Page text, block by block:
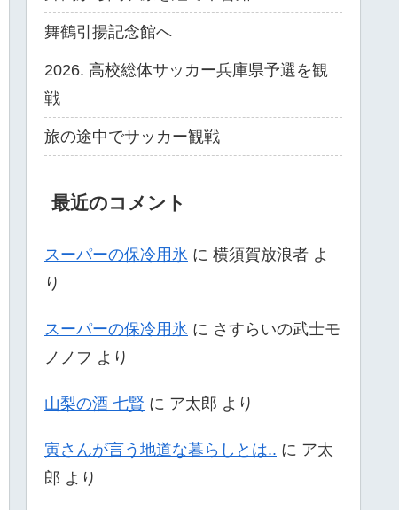
舞鶴引揚記念館へ
2026. 高校総体サッカー兵庫県予選を観
戦
旅の途中でサッカー観戦
最近のコメント
スーパーの保冷用氷 に 横須賀放浪者 よ
り
スーパーの保冷用氷 に さすらいの武士モ
ノノフ より
山梨の酒 七賢 に ア太郎 より
寅さんが言う地道な暮らしとは.. に ア太
郎 より